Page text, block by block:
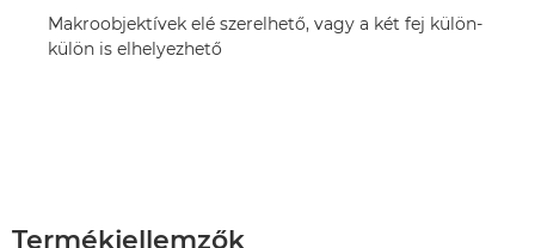
Makroobjektívek elé szerelhető, vagy a két fej külön-
külön is elhelyezhető
Termékjellemzők